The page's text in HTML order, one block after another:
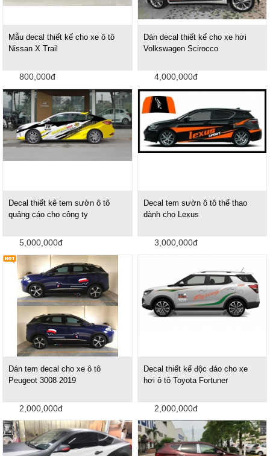
Mẫu decal thiết kế cho xe ô tô
Nissan X Trail
800,000đ
Dán decal thiết kế cho xe hơi
Volkswagen Scirocco
4,000,000đ
Decal thiết kê tem sườn ô tô
quảng cáo cho công ty
5,000,000đ
Decal tem sườn ô tô thể thao
dành cho Lexus
3,000,000đ
Dán tem decal cho xe ô tô
Peugeot 3008 2019
2,000,000đ
Decal thiết kế độc đáo cho xe
hơi ô tô Toyota Fortuner
2,000,000đ